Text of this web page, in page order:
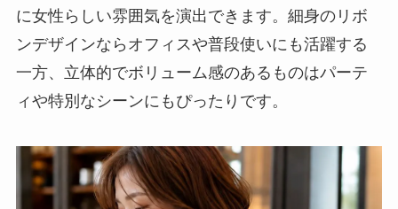
に女性らしい雰囲気を演出できます。細身のリボ
ンデザインならオフィスや普段使いにも活躍する
一方、立体的でボリューム感のあるものはパーテ
ィや特別なシーンにもぴったりです。